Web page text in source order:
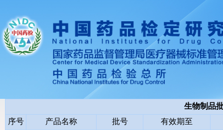
生物制品
序号
产品名称 批号 有效期至